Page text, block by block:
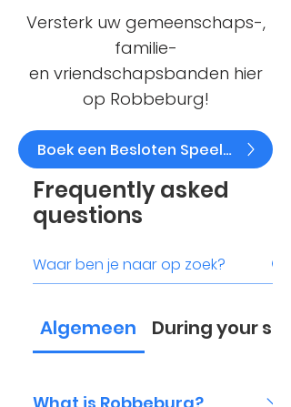
Versterk uw gemeenschaps-,
familie-
en vriendschapsbanden hier
op Robbeburg!
Boek een Besloten Speelmoment
Frequently asked
questions
Algemeen During your